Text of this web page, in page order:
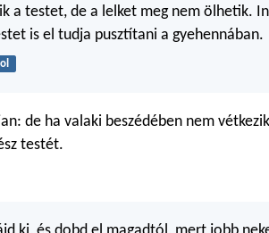
a testet, de a lelket meg nem ölhetik.
is el tudja pusztítani a gyehennában.
de ha valaki beszédében nem
testét.